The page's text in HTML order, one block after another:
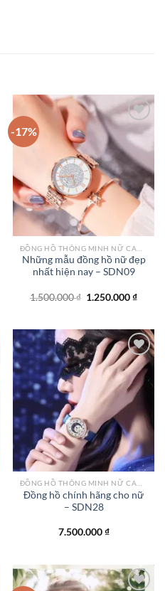
₫.
-17%
Add to
wishlist
Những mẫu đồng hồ nữ đẹp
nhất hiện nay – SDN09
1.500.000₫ Giá
1.250.000₫Giá
₫.
Add to
wishlist
Đồng hồ chính hãng cho nữ
– SDN28
7.500.000₫